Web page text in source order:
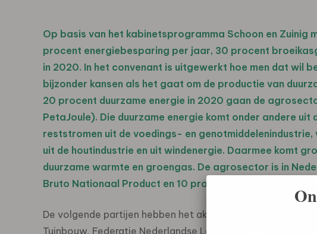
Op basis van het kabinetsprogramma Schoon en Zuinig
procent energiebesparing per jaar, 30 procent
in 2020. In het convenant is uitgewerkt hoe men dat wil
bijzonder kansen als het gaat om de productie van
20 procent duurzame energie in 2020 gaan de
PetaJoule). Die duurzame energie komt onder andere
reststromen uit de voedings- en
uit de houtindustrie en uit windenergie. Daarmee komt
duurzame warmte en groengas. De agrosector is in
Bruto Nationaal Product en 10 procent van de
De volgende partijen hebben het akkoord ondertekend:
Tuinbouw, Federatie Nederlandse